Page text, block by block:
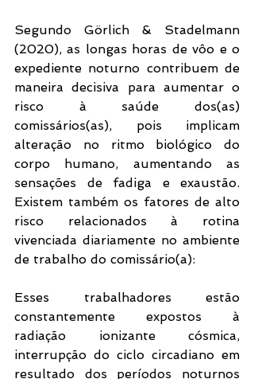
Segundo Görlich & Stadelmann
(2020), as longas horas de vôo e o
expediente noturno contribuem de
maneira decisiva para aumentar o
risco à saúde dos(as)
comissários(as), pois implicam
alteração no ritmo biológico do
corpo humano, aumentando as
sensações de fadiga e exaustão.
Existem também os fatores de alto
risco relacionados à rotina
vivenciada diariamente no ambiente
de trabalho do comissário(a):
Esses trabalhadores estão
constantemente expostos à
radiação ionizante cósmica,
interrupção do ciclo circadiano em
resultado dos períodos noturnos